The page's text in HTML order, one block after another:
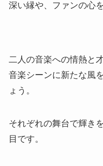
深い縁や、ファンの心
二人の音楽への情熱と
音楽シーンに新たな風
ょう。
それぞれの舞台で輝き
目です。